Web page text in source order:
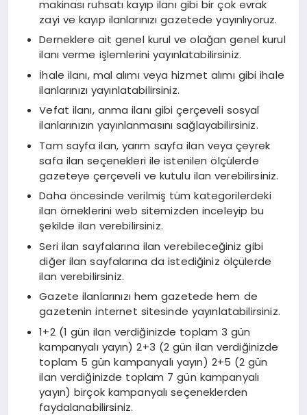
makinası ruhsatı kayıp ilanı gibi bir çok evrak
zayi ve kayıp ilanlarınızı gazetede yayınlıyoruz.
Derneklere ait genel kurul ve olağan genel kurul
ilanı verme işlemlerini yayınlatabilirsiniz.
İhale ilanı, mal alımı veya hizmet alımı gibi ihale
ilanlarınızı yayınlatabilirsiniz.
Vefat ilanı, anma ilanı gibi çerçeveli sosyal
ilanlarınızın yayınlanmasını sağlayabilirsiniz.
Tam sayfa ilan, yarım sayfa ilan veya çeyrek
safa ilan seçenekleri ile istenilen ölçülerde
gazeteye çerçeveli ve kutulu ilan verebilirsiniz.
Daha öncesinde verilmiş tüm kategorilerdeki
ilan örneklerini web sitemizden inceleyip bu
şekilde ilan verebilirsiniz.
Seri ilan sayfalarına ilan verebileceğiniz gibi
diğer ilan sayfalarına da istediğiniz ölçülerde
ilan verebilirsiniz.
Gazete ilanlarınızı hem gazetede hem de
gazetenin internet sitesinde yayınlatabilirsiniz.
1+2 (1 gün ilan verdiğinizde toplam 3 gün
kampanyalı yayın) 2+3 (2 gün ilan verdiğinizde
toplam 5 gün kampanyalı yayın) 2+5 (2 gün
ilan verdiğinizde toplam 7 gün kampanyalı
yayın) birçok kampanyalı seçeneklerden
faydalanabilirsiniz.